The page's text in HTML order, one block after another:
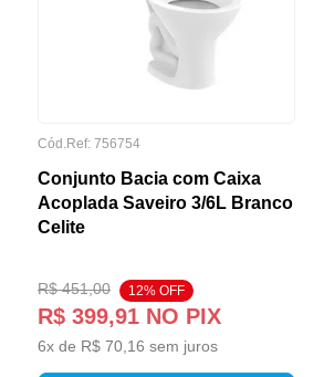
Cód.Ref: 756754
Conjunto Bacia com Caixa
Acoplada Saveiro 3/6L Branco
Celite
R$ 451,00 12% OFF
R$ 399,91NO PIX
6x de R$ 70, 16 sem juros